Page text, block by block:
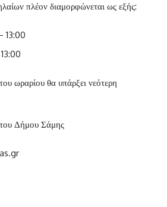
πλέον διαμορφώνεται ως εξής:
13:00
ωραρίου θα υπάρξει νεότερη
Δήμου Σάμης